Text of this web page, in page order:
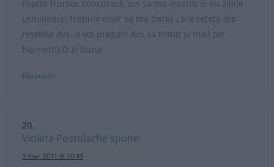
Foarte frumos concursul, am sa ma inscriu si eu zilele
urmatoare, trebuie doar sa ma decid care reteta din
retetele dvs. o voi pregati! Am sa trimit si mail ptr
banner!:) O zi buna
Răspunde
Violeta Postolache spune:
3 mai, 2011 la 10:49